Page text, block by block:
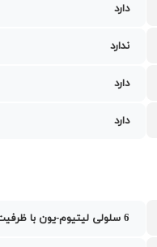
دارد
ندارد
دارد
دارد
6 سلولی لیتیوم-یون با ظرفیت 96 وات‌ساعت